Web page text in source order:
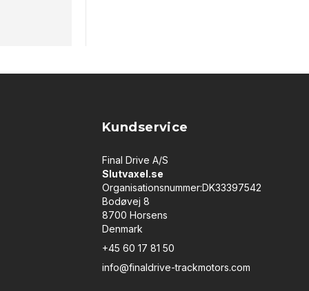
Kundservice
Final Drive A/S
Slutvaxel.se
Organisationsnummer:DK33397542
Bodøvej 8
8700 Horsens
Denmark
+45 60 17 81 50
info@finaldrive-trackmotors.com